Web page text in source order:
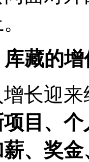
藏的
增长迎
目、
、奖